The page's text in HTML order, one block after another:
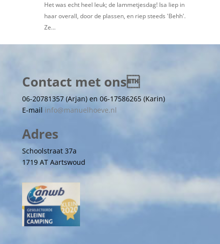
Het was echt heel leuk; de lammetjesdag! Isa liep in
haar overall, door de plassen, en riep steeds 'Behh'.
Ze…
Contact met ons
06-20781357 (Arjan) en 06-17586265 (Karin)
E-mail info@manuelhoeve.nl
Adres
Schoolstraat 37a
1719 AT Aartswoud